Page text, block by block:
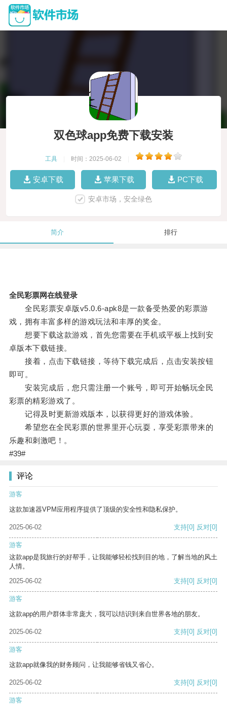
双色球app免费下载安装
工具 时间：2025-06-02
安卓下载 苹果下载 PC下载
安卓市场，安全绿色
简介 排行
全民彩票网在线登录
全民彩票安卓版v5.0.6-apk8是一款备受热爱的彩票游
戏，拥有丰富多样的游戏玩法和丰厚的奖金。
想要下载这款游戏，首先您需要在手机或平板上找到安
卓版本下载链接。
接着，点击下载链接，等待下载完成后，点击安装按钮
即可。
安装完成后，您只需注册一个账号，即可开始畅玩全民
彩票的精彩游戏了。
记得及时更新游戏版本，以获得更好的游戏体验。
希望您在全民彩票的世界里开心玩耍，享受彩票带来的
乐趣和刺激吧！。
#39#
评论
游客
这款加速器VPM应用程序提供了顶级的安全性和隐私保护。
2025-06-02 支持[0] 反对[0]
游客
这款app是我旅行的好帮手，让我能够轻松找到目的地，了解当地的风土
人情。
2025-06-02
支持[0] 反对[0]
游客
这款app的用户群体非常庞大，我可以结识到来自世界各地的朋友。
2025-06-02 支持[0] 反对[0]
游客
这款app就像我的财务顾问，让我能够省钱又省心。
2025-06-02 支持[0] 反对[0]
游客